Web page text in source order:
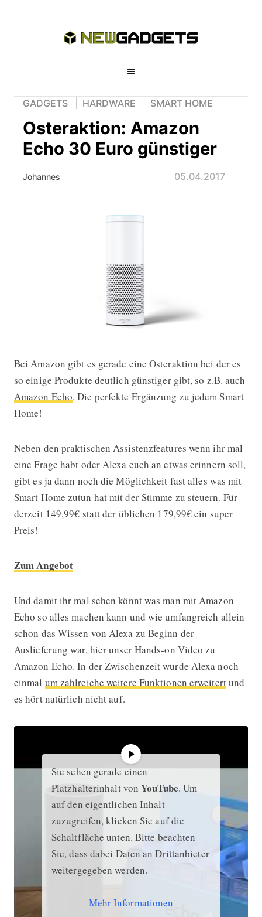
GADGETS HARDWARE SMART HOME
Osteraktion: Amazon
Echo 30 Euro günstiger
Johannes 05.04.2017
Osteraktion: Amazon Echo 30 Euro
Bei Amazon gibt es gerade eine Osteraktion bei der es
so einige Produkte deutlich günstiger gibt, so z.B. auch
Amazon Echo. Die perfekte Ergänzung zu jedem Smart
Home!
Neben den praktischen Assistenzfeatures wenn ihr mal
eine Frage habt oder Alexa euch an etwas erinnern soll,
gibt es ja dann noch die Möglichkeit fast alles was mit
Smart Home zutun hat mit der Stimme zu steuern. Für
derzeit 149,99€ statt der üblichen 179,99€ ein super
Preis!
Zum Angebot
Und damit ihr mal sehen könnt was man mit Amazon
Echo so alles machen kann und wie umfangreich allein
schon das Wissen von Alexa zu Beginn der
Auslieferung war, hier unser Hands-on Video zu
Amazon Echo. In der Zwischenzeit wurde Alexa noch
einmal um zahlreiche weitere Funktionen erweitertund
es hört natürlich nicht auf.
Sie sehen gerade einen
Platzhalterinhalt vonYouTube. Um
auf den eigentlichen Inhalt
zuzugreifen, klicken Sie auf die
Schaltfläche unten. Bitte beachten
Sie, dass dabei Daten an Drittanbieter
weitergegeben werden.
Mehr Informationen